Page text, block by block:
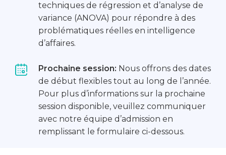
techniques de régression et d’analyse de
variance (ANOVA) pour répondre à des
problématiques réelles en intelligence
d’affaires.
Prochaine session: Nous offrons des dates
de début flexibles tout au long de l’année.
Pour plus d’informations sur la prochaine
session disponible, veuillez communiquer
avec notre équipe d’admission en
remplissant le formulaire ci-dessous.